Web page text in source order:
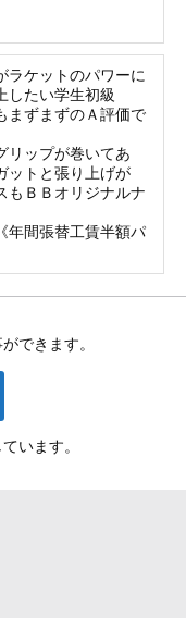
ラケットのパワーに
したい学生初級
まずまずのＡ評価で
リップが巻いてあ
ットと張り上げが
もＢＢオリジナルナ
年間張替工賃半額パ
できます。
います。